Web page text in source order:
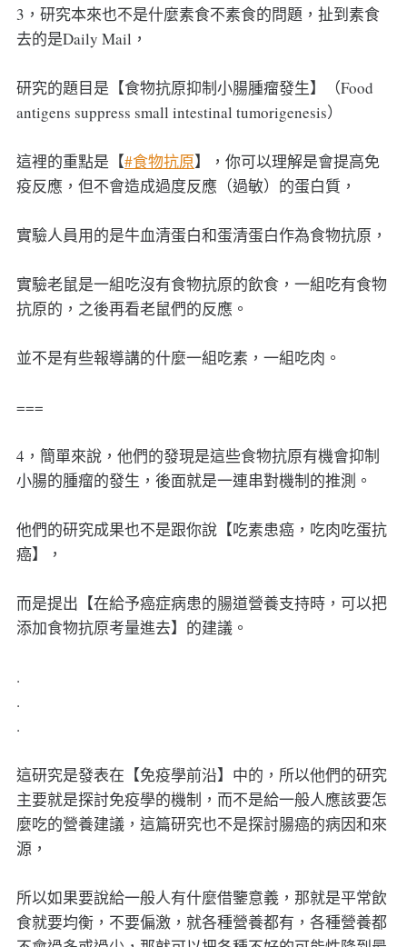
3，研究本來也不是什麼素食不素食的問題，扯到素食
去的是Daily Mail，
研究的題目是【食物抗原抑制小腸腫瘤發生】（Food
antigens suppress small intestinal tumorigenesis）
這裡的重點是【#食物抗原】，你可以理解是會提高免
疫反應，但不會造成過度反應（過敏）的蛋白質，
實驗人員用的是牛血清蛋白和蛋清蛋白作為食物抗原，
實驗老鼠是一組吃沒有食物抗原的飲食，一組吃有食物
抗原的，之後再看老鼠們的反應。
並不是有些報導講的什麼一組吃素，一組吃肉。
===
4，簡單來說，他們的發現是這些食物抗原有機會抑制
小腸的腫瘤的發生，後面就是一連串對機制的推測。
他們的研究成果也不是跟你說【吃素患癌，吃肉吃蛋抗
癌】，
而是提出【在給予癌症病患的腸道營養支持時，可以把
添加食物抗原考量進去】的建議。
.
.
.
這研究是發表在【免疫學前沿】中的，所以他們的研究
主要就是探討免疫學的機制，而不是給一般人應該要怎
麼吃的營養建議，這篇研究也不是探討腸癌的病因和來
源，
所以如果要說給一般人有什麼借鑒意義，那就是平常飲
食就要均衡，不要偏激，就各種營養都有，各種營養都